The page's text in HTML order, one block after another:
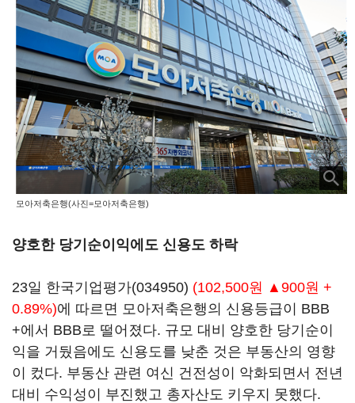
모아저축은행(사진=모아저축은행)
양호한 당기순이익에도 신용도 하락
23일 한국기업평가(034950) (102,500원 ▲900원 +
0.89%)에 따르면 모아저축은행의 신용등급이 BBB
+에서 BBB로 떨어졌다. 규모 대비 양호한 당기순이
익을 거뒀음에도 신용도를 낮춘 것은 부동산의 영향
이 컸다. 부동산 관련 여신 건전성이 악화되면서 전년
대비 수익성이 부진했고 총자산도 키우지 못했다.